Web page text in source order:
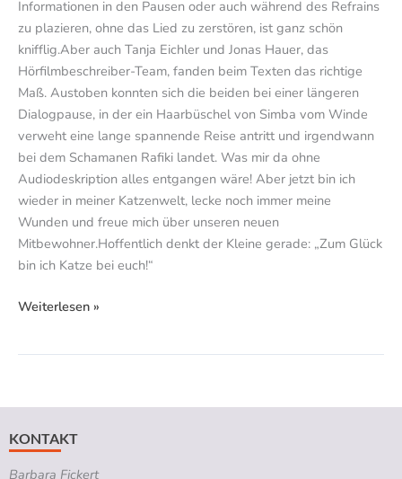
Informationen in den Pausen oder auch während des Refrains
zu plazieren, ohne das Lied zu zerstören, ist ganz schön
knifflig.Aber auch Tanja Eichler und Jonas Hauer, das
Hörfilmbeschreiber-Team, fanden beim Texten das richtige
Maß. Austoben konnten sich die beiden bei einer längeren
Dialogpause, in der ein Haarbüschel von Simba vom Winde
verweht eine lange spannende Reise antritt und irgendwann
bei dem Schamanen Rafiki landet. Was mir da ohne
Audiodeskription alles entgangen wäre! Aber jetzt bin ich
wieder in meiner Katzenwelt, lecke noch immer meine
Wunden und freue mich über unseren neuen
Mitbewohner.Hoffentlich denkt der Kleine gerade: „Zum Glück
bin ich Katze bei euch!“
Weiterlesen »
KONTAKT
Barbara Fickert